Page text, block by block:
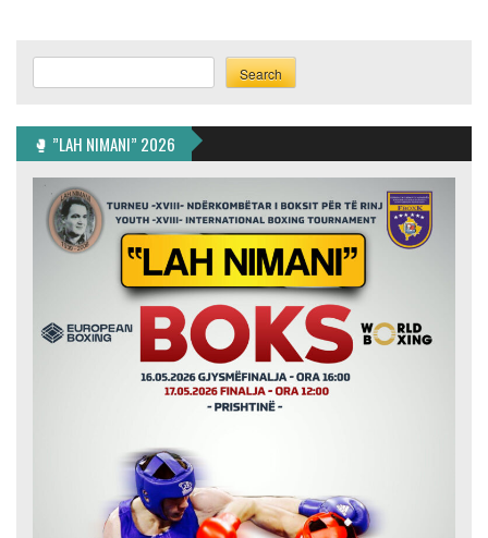
Search
🥊 ”LAH NIMANI” 2026